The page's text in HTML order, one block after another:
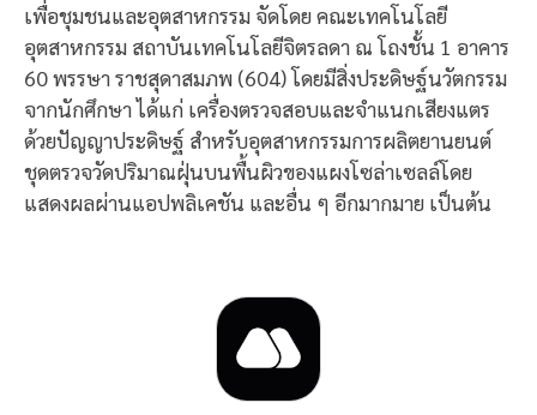
เพื่อชุมชนและอุตสาหกรรม จัดโดย คณะเทคโนโลยี
อุตสาหกรรม สถาบันเทคโนโลยีจิตรลดา ณ โถงชั้น 1 อาคาร
60 พรรษา ราชสุดาสมภพ (604) โดยมีสิ่งประดิษฐ์นวัตกรรม
จากนักศึกษา ได้แก่ เครื่องตรวจสอบและจำแนกเสียงแตร
ด้วยปัญญาประดิษฐ์ สำหรับอุตสาหกรรมการผลิตยานยนต์
ชุดตรวจวัดปริมาณฝุ่นบนพื้นผิวของแผงโซล่าเซลล์โดย
แสดงผลผ่านแอปพลิเคชัน และอื่น ๆ อีกมากมาย เป็นต้น